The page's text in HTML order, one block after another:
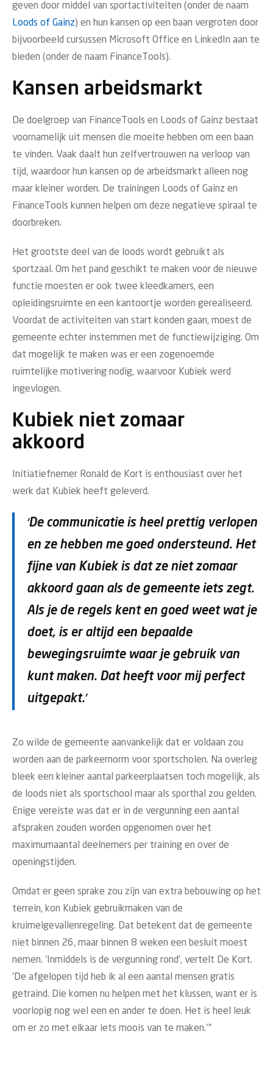
geven door middel van sportactiviteiten (onder de naam
Loods of Gainz) en hun kansen op een baan vergroten door
bijvoorbeeld cursussen Microsoft Office en LinkedIn aan te
bieden (onder de naam FinanceTools).
Kansen arbeidsmarkt
De doelgroep van FinanceTools en Loods of Gainz bestaat
voornamelijk uit mensen die moeite hebben om een baan
te vinden. Vaak daalt hun zelfvertrouwen na verloop van
tijd, waardoor hun kansen op de arbeidsmarkt alleen nog
maar kleiner worden. De trainingen Loods of Gainz en
FinanceTools kunnen helpen om deze negatieve spiraal te
doorbreken.
Het grootste deel van de loods wordt gebruikt als
sportzaal. Om het pand geschikt te maken voor de nieuwe
functie moesten er ook twee kleedkamers, een
opleidingsruimte en een kantoortje worden gerealiseerd.
Voordat de activiteiten van start konden gaan, moest de
gemeente echter instemmen met de functiewijziging. Om
dat mogelijk te maken was er een zogenoemde
ruimtelijke motivering nodig, waarvoor Kubiek werd
ingevlogen.
Kubiek niet zomaar
akkoord
Initiatiefnemer Ronald de Kort is enthousiast over het
werk dat Kubiek heeft geleverd.
‘De communicatie is heel prettig verlopen
en ze hebben me goed ondersteund. Het
fijne van Kubiek is dat ze niet zomaar
akkoord gaan als de gemeente iets zegt.
Als je de regels kent en goed weet wat je
doet, is er altijd een bepaalde
bewegingsruimte waar je gebruik van
kunt maken. Dat heeft voor mij perfect
uitgepakt.’
Zo wilde de gemeente aanvankelijk dat er voldaan zou
worden aan de parkeernorm voor sportscholen. Na overleg
bleek een kleiner aantal parkeerplaatsen toch mogelijk, als
de loods niet als sportschool maar als sporthal zou gelden.
Enige vereiste was dat er in de vergunning een aantal
afspraken zouden worden opgenomen over het
maximumaantal deelnemers per training en over de
openingstijden.
Omdat er geen sprake zou zijn van extra bebouwing op het
terrein, kon Kubiek gebruikmaken van de
kruimelgevallenregeling. Dat betekent dat de gemeente
niet binnen 26, maar binnen 8 weken een besluit moest
nemen. ‘Inmiddels is de vergunning rond’, vertelt De Kort.
‘De afgelopen tijd heb ik al een aantal mensen gratis
getraind. Die komen nu helpen met het klussen, want er is
voorlopig nog wel een en ander te doen. Het is heel leuk
om er zo met elkaar iets moois van te maken.'”